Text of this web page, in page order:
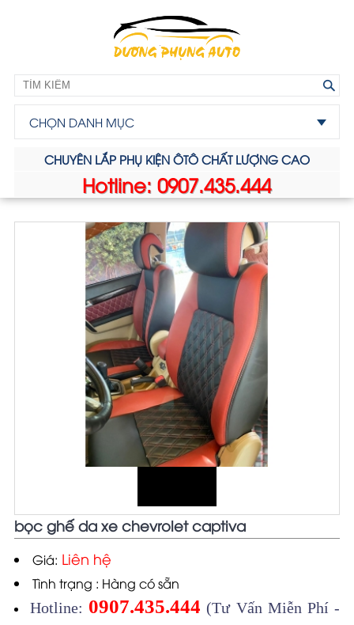
CHỌN DANH MỤC
CHUYÊN LẮP PHỤ KIỆN ÔTÔ CHẤT LƯỢNG CAO
Hotline: 0907.435.444
bọc ghế da xe chevrolet captiva
Giá: Liên hệ
Tình trạng : Hàng có sẵn
Hotline: 0907.435.444 (Tư Vấn Miễn Phí -